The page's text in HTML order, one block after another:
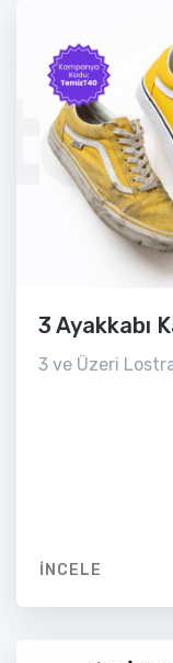
3 Ayakkabı
3 ve Üzeri
İNCELE